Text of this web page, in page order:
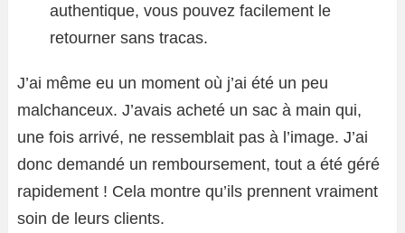
authentique, vous pouvez facilement le
retourner sans tracas.
J’ai même eu un moment où j’ai été un peu
malchanceux. J’avais acheté un sac à main qui,
une fois arrivé, ne ressemblait pas à l’image. J’ai
donc demandé un remboursement, tout a été géré
rapidement ! Cela montre qu’ils prennent vraiment
soin de leurs clients.